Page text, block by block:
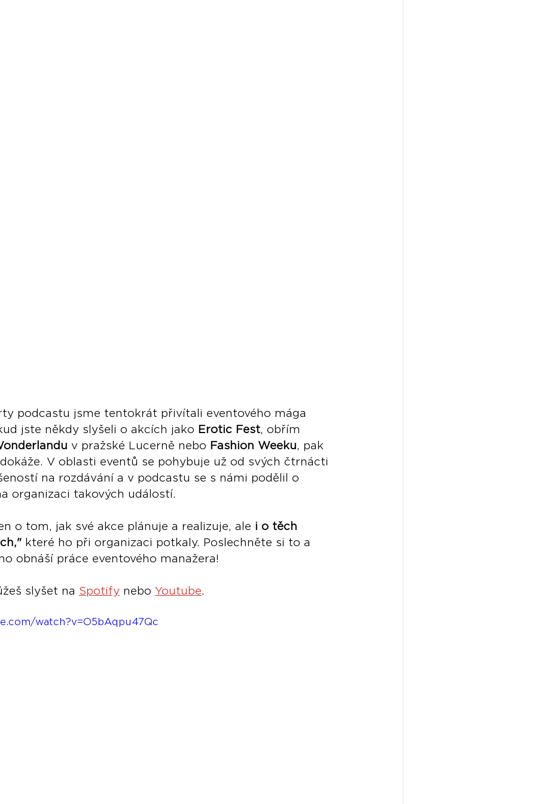
podcastu jsme tentokrát přivítali eventového mága
jste někdy slyšeli o akcích jako Erotic Fest, obřím
v pražské Lucerně nebo Fashion Weeku, pak
V oblasti eventů se pohybuje už od svých čtrnácti
na rozdávání a v podcastu se s námi podělil o
organizaci takových událostí.
o tom, jak své akce plánuje a realizuje, ale i o těch
které ho při organizaci potkaly. Poslechněte si to a
obnáší práce eventového manažera!
slyšet na Spotify nebo Youtube.
watch?v=O5bAqpu47Qc